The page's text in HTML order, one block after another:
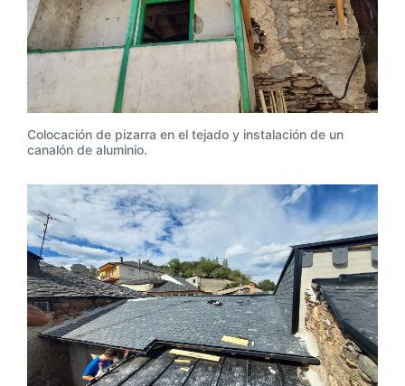
Colocación de pizarra en el tejado y instalación de un
canalón de aluminio.